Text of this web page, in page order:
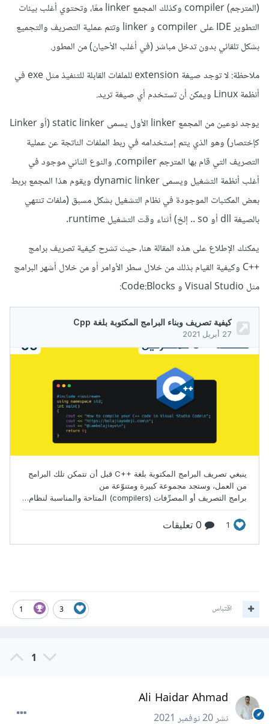
(المترجم) compiler وكذلك المجمع linker معًا، وتحتوي أغلب بيئات
التطوير IDE على compiler و linker وتتم عملية التصريف والتجميع
بشكل تلقائي بدون تدخل مباشر (في أغلب الأحيان) من المطور.
ملاحظة: لا توجد صيغة extension للملفات القابلة للتنفيذ مثل exe في
أنظمة Linux ويمكن أن تستخدم أي صيغة تريد.
يوجد نوعين من المجمع linker الأول يسمى static linker (أو Linker
كإختصار) وهو الذي يتم إستخدامه في ربط الملفات الناتجة عن عملية
التصريف التي قام بها المترجم compiler، والنوع الثاني موجود في
أغلب أنظمة التشغيل ويسمى dynamic linker ويقوم هذا المجمع بربط
بعض المكتبات الموجودة في نظام التشغيل بشكل مسبق (ملفات تنتهي
بالصيغة dll أو so .. إلخ) أثناء وقت التشغيل runtime.
يمكنك الإطلاع على هذه المقالة هنا، حيث تشرح كيفية تصريف برامج
++C وكيفية القيام بذلك من خلال سطر الأوامر أو من خلال أشهر البرامج
مثل Visual Studio و Code:Blocks:
3
1 اقتباس
1
Ali Haidar Ahmad
نشر20 نوفمبر 2021